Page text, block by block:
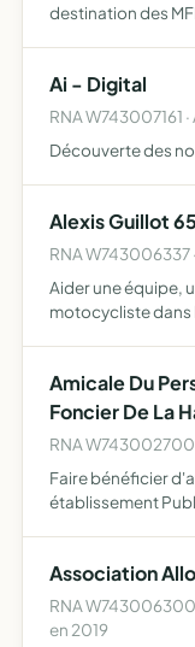
destination des
Ai - Digital
RNA W743007161
Découverte des
Alexis Guillot
RNA W743006337
Aider une équipe,
motocycliste dans
Amicale Du
Foncier De La
RNA W743002700
Faire bénéficier
établissement
l'exercice d'acti…
Association
RNA
en 2019